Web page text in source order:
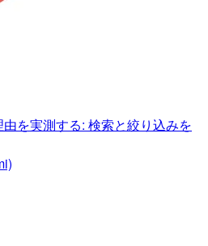
を実測する: 検索と絞り込みを